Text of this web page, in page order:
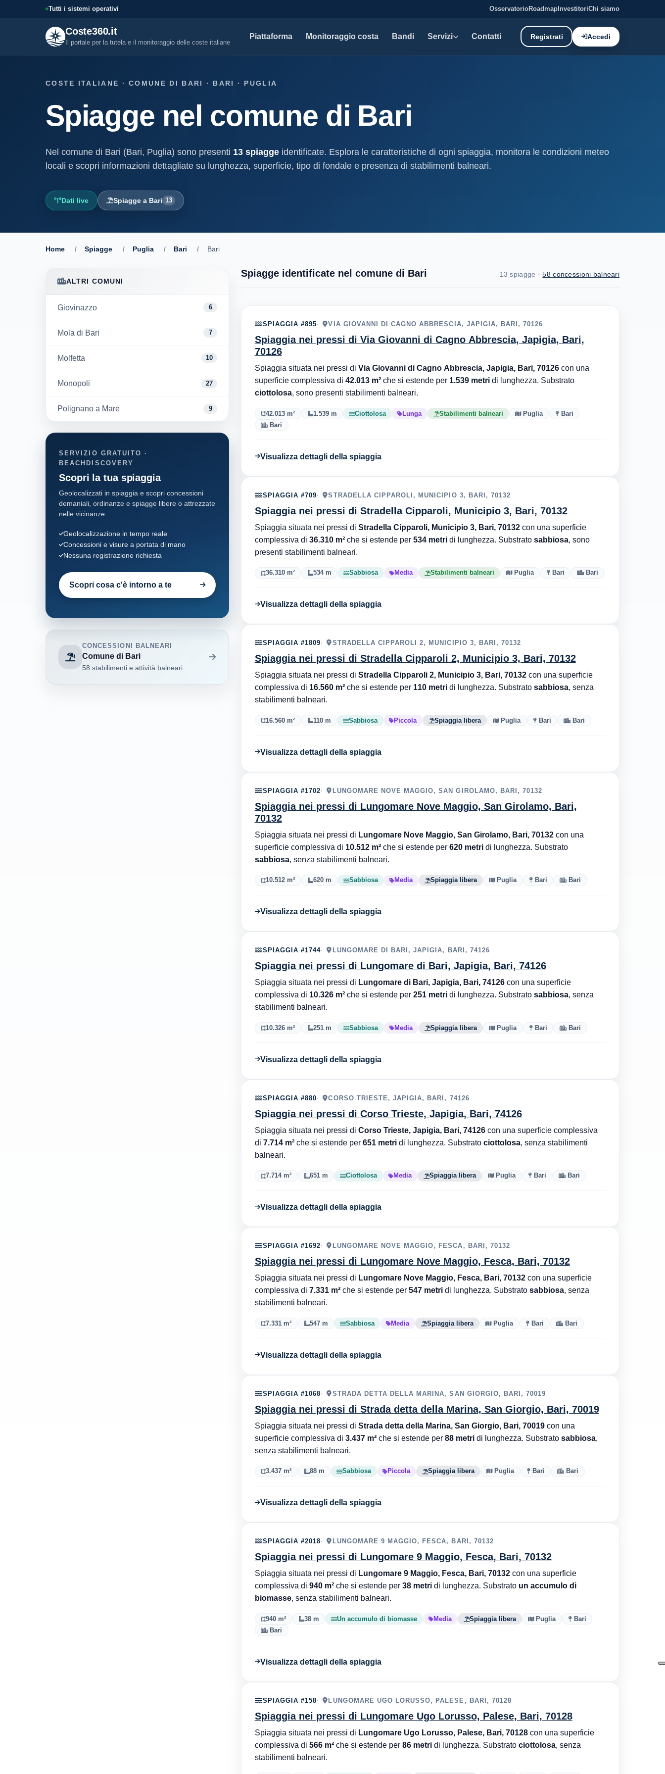
Tutti i sistemi operativi OsservatorioRoadmap InvestitoriChi siamo
Coste360.it
Il portale per la tutela e il monitoraggio delle coste italiane
Piattaforma Monitoraggio costa Bandi Servizi
Visure, fascicoli, verifica concessioni e
altro.
Visura concessione demaniale
Un documento sintetico della concessione
demaniale marittima
demaniale marittima
Storico completo ed evolutivo della
concessione demaniale marittima
Soluzioni per studi tecnici, legali e PA.
Modello D1
Studi geologici costieri
Indagini, perizie e relazioni geologiche per il
Atti, soggetti e canoni del demanio
Spiagge
Contatti Registrati Accedi
COSTE ITALIANE · COMUNE DI BARI · BARI · PUGLIA
Spiagge nel comune di Bari
Nel comune di Bari (Bari, Puglia) sono presenti 13 spiagge identificate. Esplora le caratteristiche di ogni spiaggia, monitora le condizioni meteo
locali e scopri informazioni dettagliate su lunghezza, superficie, tipo di fondale e presenza di stabilimenti balneari.
Dati live Spiagge a Bari 13
Home / Spiagge / Puglia / Bari / Bari
ALTRI COMUNI
Giovinazzo 6
Mola di Bari 7
Molfetta 10
Monopoli 27
Polignano a Mare 9
SERVIZIO GRATUITO ·
BEACHDISCOVERY
Scopri la tua spiaggia
Geolocalizzati in spiaggia e scopri concessioni
demaniali, ordinanze e spiagge libere o attrezzate
nelle vicinanze.
Geolocalizzazione in tempo reale
Concessioni e visure a portata di mano
Nessuna registrazione richiesta
Scopri cosa c'è intorno a te
CONCESSIONI BALNEARI
Comune di Bari
58 stabilimenti e attività balneari.
Spiagge identificate nel comune di Bari 13 spiagge ·58 concessioni balneari
SPIAGGIA #895 VIA GIOVANNI DI CAGNO ABBRESCIA, JAPIGIA, BARI, 70126
Spiaggia nei pressi di Via Giovanni di Cagno Abbrescia, Japigia, Bari,
70126
Spiaggia situata nei pressi di Via Giovanni di Cagno Abbrescia, Japigia, Bari, 70126con una
superficie complessiva di 42.013 m²che si estende per 1.539 metridi lunghezza. Substrato
ciottolosa, sono presenti stabilimenti balneari.
42.013 m² 1.539 m Ciottolosa Lunga Stabilimenti balneari Puglia
Bari
Bari
Visualizza dettagli della spiaggia
SPIAGGIA #709 STRADELLA CIPPAROLI, MUNICIPIO 3, BARI, 70132
Spiaggia nei pressi di Stradella Cipparoli, Municipio 3, Bari, 70132
Spiaggia situata nei pressi di Stradella Cipparoli, Municipio 3, Bari, 70132con una superficie
complessiva di 36.310 m²che si estende per 534 metridi lunghezza. Substrato sabbiosa, sono
presenti stabilimenti balneari.
36.310 m² 534 m Sabbiosa Media Stabilimenti balneari Puglia Bari Bari
Visualizza dettagli della spiaggia
SPIAGGIA #1809 STRADELLA CIPPAROLI 2, MUNICIPIO 3, BARI, 70132
Spiaggia nei pressi di Stradella Cipparoli 2, Municipio 3, Bari, 70132
Spiaggia situata nei pressi di Stradella Cipparoli 2, Municipio 3, Bari, 70132con una superficie
complessiva di 16.560 m²che si estende per 110 metridi lunghezza. Substrato sabbiosa, senza
stabilimenti balneari.
16.560 m² 110 m Sabbiosa Piccola Spiaggia libera Puglia Bari Bari
Visualizza dettagli della spiaggia
SPIAGGIA #1702 LUNGOMARE NOVE MAGGIO, SAN GIROLAMO, BARI, 70132
Spiaggia nei pressi di Lungomare Nove Maggio, San Girolamo, Bari,
70132
Spiaggia situata nei pressi di Lungomare Nove Maggio, San Girolamo, Bari, 70132con una
superficie complessiva di 10.512 m²che si estende per 620 metridi lunghezza. Substrato
sabbiosa, senza stabilimenti balneari.
10.512 m² 620 m Sabbiosa Media Spiaggia libera Puglia Bari Bari
Visualizza dettagli della spiaggia
SPIAGGIA #1744 LUNGOMARE DI BARI, JAPIGIA, BARI, 74126
Spiaggia nei pressi di Lungomare di Bari, Japigia, Bari, 74126
Spiaggia situata nei pressi di Lungomare di Bari, Japigia, Bari, 74126con una superficie
complessiva di 10.326 m²che si estende per 251 metridi lunghezza. Substrato sabbiosa, senza
stabilimenti balneari.
10.326 m² 251 m Sabbiosa Media Spiaggia libera Puglia Bari Bari
Visualizza dettagli della spiaggia
SPIAGGIA #880 CORSO TRIESTE, JAPIGIA, BARI, 74126
Spiaggia nei pressi di Corso Trieste, Japigia, Bari, 74126
Spiaggia situata nei pressi di Corso Trieste, Japigia, Bari, 74126con una superficie complessiva
di 7.714 m²che si estende per 651 metridi lunghezza. Substrato ciottolosa, senza stabilimenti
balneari.
7.714 m² 651 m Ciottolosa Media Spiaggia libera Puglia Bari Bari
Visualizza dettagli della spiaggia
SPIAGGIA #1692 LUNGOMARE NOVE MAGGIO, FESCA, BARI, 70132
Spiaggia nei pressi di Lungomare Nove Maggio, Fesca, Bari, 70132
Spiaggia situata nei pressi di Lungomare Nove Maggio, Fesca, Bari, 70132con una superficie
complessiva di 7.331 m²che si estende per 547 metridi lunghezza. Substrato sabbiosa, senza
stabilimenti balneari.
7.331 m² 547 m Sabbiosa Media Spiaggia libera Puglia Bari Bari
Visualizza dettagli della spiaggia
SPIAGGIA #1068 STRADA DETTA DELLA MARINA, SAN GIORGIO, BARI, 70019
Spiaggia nei pressi di Strada detta della Marina, San Giorgio, Bari, 70019
Spiaggia situata nei pressi di Strada detta della Marina, San Giorgio, Bari, 70019con una
superficie complessiva di 3.437 m²che si estende per 88 metridi lunghezza. Substrato sabbiosa,
senza stabilimenti balneari.
3.437 m² 88 m Sabbiosa Piccola Spiaggia libera Puglia Bari Bari
Visualizza dettagli della spiaggia
SPIAGGIA #2018 LUNGOMARE 9 MAGGIO, FESCA, BARI, 70132
Spiaggia nei pressi di Lungomare 9 Maggio, Fesca, Bari, 70132
Spiaggia situata nei pressi di Lungomare 9 Maggio, Fesca, Bari, 70132con una superficie
complessiva di 940 m²che si estende per 38 metridi lunghezza. Substrato un accumulo di
biomasse, senza stabilimenti balneari.
940 m² 38 m Un accumulo di biomasse Media Spiaggia libera Puglia
Bari
Bari
Visualizza dettagli della spiaggia
SPIAGGIA #158 LUNGOMARE UGO LORUSSO, PALESE, BARI, 70128
Spiaggia nei pressi di Lungomare Ugo Lorusso, Palese, Bari, 70128
Spiaggia situata nei pressi di Lungomare Ugo Lorusso, Palese, Bari, 70128con una superficie
complessiva di 566 m²che si estende per 86 metridi lunghezza. Substrato ciottolosa, senza
stabilimenti balneari.